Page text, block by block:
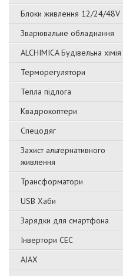
Блоки живлення 12/24/48V
Зварювальне обладнання
ALCHIMICA Будівельна хімія
Терморегулятори
Тепла підлога
Квадрокоптери
Спецодяг
Захист альтернативного
живлення
Трансформатори
USB Хаби
Зарядки для смартфона
Інвертори СЕС
AJAX